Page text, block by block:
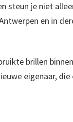
steun je niet
en in
brillen
eigenaar,